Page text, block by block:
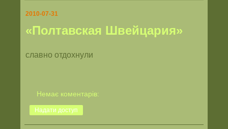
2010-07-31
«Полтавская Швейцария»
славно отдохнули
Немає коментарів:
Надати доступ